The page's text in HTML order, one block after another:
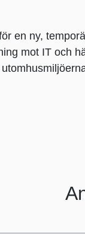
en ny,
mot IT och